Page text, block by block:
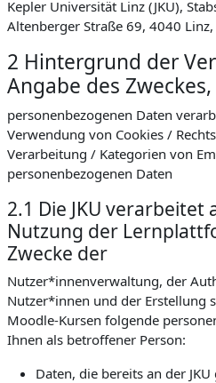
Kepler Universität Linz (JKU),
Altenberger Straße 69, 4040 Linz,
2 Hintergrund der
Angabe des
personenbezogenen Daten
Verwendung von Cookies /
Verarbeitung / Kategorien von
personenbezogenen Daten
2.1 Die JKU verarbeitet
Nutzung der
Zwecke der
Nutzer*innenverwaltung, der
Nutzer*innen und der Erstellung
Moodle-Kursen folgende
Ihnen als betroffener Person:
Daten, die bereits an der